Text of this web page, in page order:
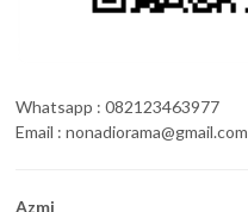
Whatsapp : 082123463977
Email : nonadiorama@gmail.com
Azmi